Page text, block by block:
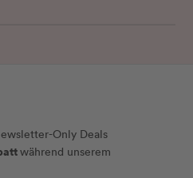
Only Deals
während unserem